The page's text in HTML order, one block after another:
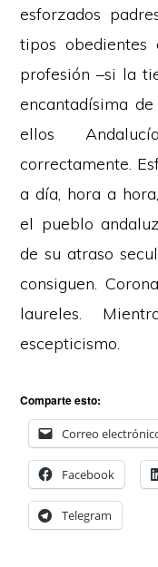
esforzados
tipos
profesión –si la
encantadísima
ellos
correctamente.
a día, hora a
el pueblo
de su atraso
consiguen.
laureles.
escepticismo.
Comparte esto:
Correo
Facebook
Telegram